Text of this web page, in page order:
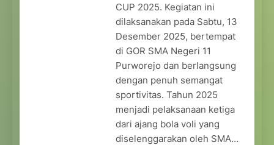
CUP 2025. Kegiatan ini
dilaksanakan pada Sabtu, 13
Desember 2025, bertempat
di GOR SMA Negeri 11
Purworejo dan berlangsung
dengan penuh semangat
sportivitas. Tahun 2025
menjadi pelaksanaan ketiga
dari ajang bola voli yang
diselenggarakan oleh SMA…